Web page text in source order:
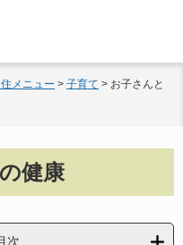
メニュー > 子育て > お子さんと
健康
次